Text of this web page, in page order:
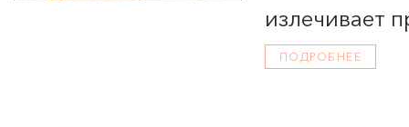
излечивает
встрече
ПОДРОБНЕЕ